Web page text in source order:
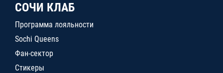
СОЧИ КЛАБ
Программа лояльности
Sochi Queens
Фан-сектор
Стикеры